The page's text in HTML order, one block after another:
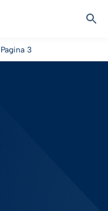
Pagina 3